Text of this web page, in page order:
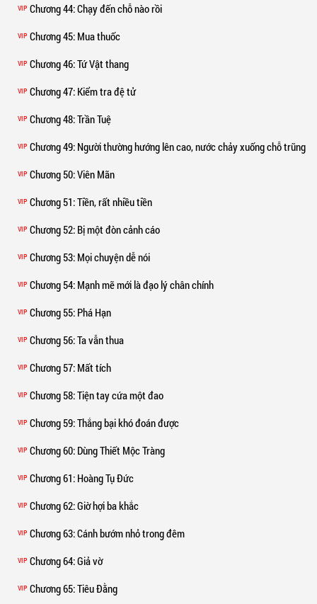
VIP Chương 44: Chạy đến chỗ nào rồi
VIP Chương 45: Mua thuốc
VIP Chương 46: Tứ Vật thang
VIP Chương 47: Kiểm tra đệ tử
VIP Chương 48: Trần Tuệ
VIP Chương 49: Người thường hướng lên cao, nước chảy xuống chỗ trũng
VIP Chương 50: Viên Mãn
VIP Chương 51: Tiền, rất nhiều tiền
VIP Chương 52: Bị một đòn cảnh cáo
VIP Chương 53: Mọi chuyện dễ nói
VIP Chương 54: Mạnh mẽ mới là đạo lý chân chính
VIP Chương 55: Phá Hạn
VIP Chương 56: Ta vẫn thua
VIP Chương 57: Mất tích
VIP Chương 58: Tiện tay cứa một đao
VIP Chương 59: Thắng bại khó đoán được
VIP Chương 60: Dùng Thiết Mộc Tràng
VIP Chương 61: Hoàng Tụ Đức
VIP Chương 62: Giờ hợi ba khắc
VIP Chương 63: Cánh bướm nhỏ trong đêm
VIP Chương 64: Giả vờ
VIP Chương 65: Tiêu Đằng